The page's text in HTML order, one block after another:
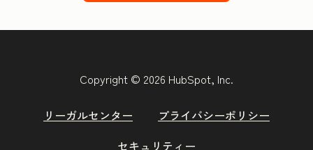
Copyright © 2026 HubSpot, Inc.
リーガルセンター
プライバシーポリシー
セキュリティー